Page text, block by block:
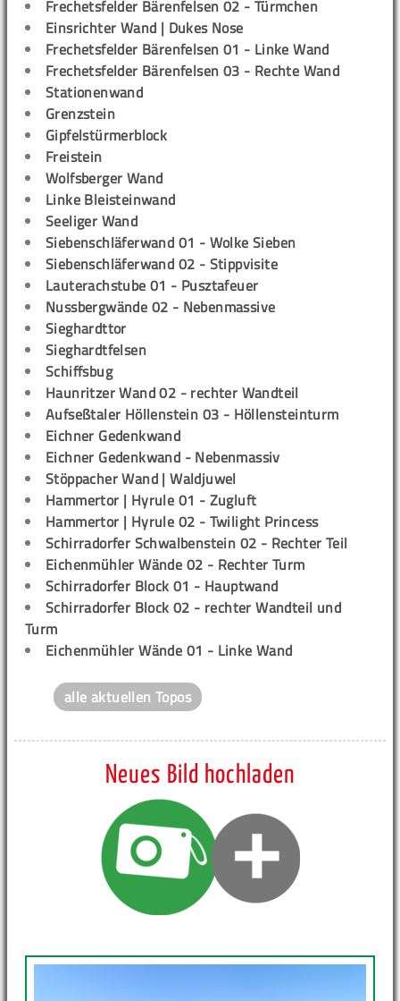
Frechetsfelder Bärenfelsen 02 - Türmchen
Einsrichter Wand | Dukes Nose
Frechetsfelder Bärenfelsen 01 - Linke Wand
Frechetsfelder Bärenfelsen 03 - Rechte Wand
Stationenwand
Grenzstein
Gipfelstürmerblock
Freistein
Wolfsberger Wand
Linke Bleisteinwand
Seeliger Wand
Siebenschläferwand 01 - Wolke Sieben
Siebenschläferwand 02 - Stippvisite
Lauterachstube 01 - Pusztafeuer
Nussbergwände 02 - Nebenmassive
Sieghardttor
Sieghardtfelsen
Schiffsbug
Haunritzer Wand 02 - rechter Wandteil
Aufseßtaler Höllenstein 03 - Höllensteinturm
Eichner Gedenkwand
Eichner Gedenkwand - Nebenmassiv
Stöppacher Wand | Waldjuwel
Hammertor | Hyrule 01 - Zugluft
Hammertor | Hyrule 02 - Twilight Princess
Schirradorfer Schwalbenstein 02 - Rechter Teil
Eichenmühler Wände 02 - Rechter Turm
Schirradorfer Block 01 - Hauptwand
Schirradorfer Block 02 - rechter Wandteil und
Turm
Eichenmühler Wände 01 - Linke Wand
alle aktuellen Topos
Neues Bild hochladen